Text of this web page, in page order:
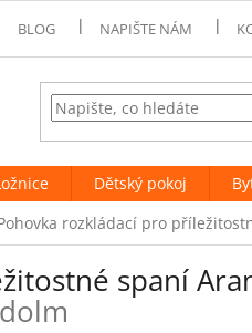
BLOG NAPIŠTE NÁM
Dětský pokoj
rozkládací pro
spaní